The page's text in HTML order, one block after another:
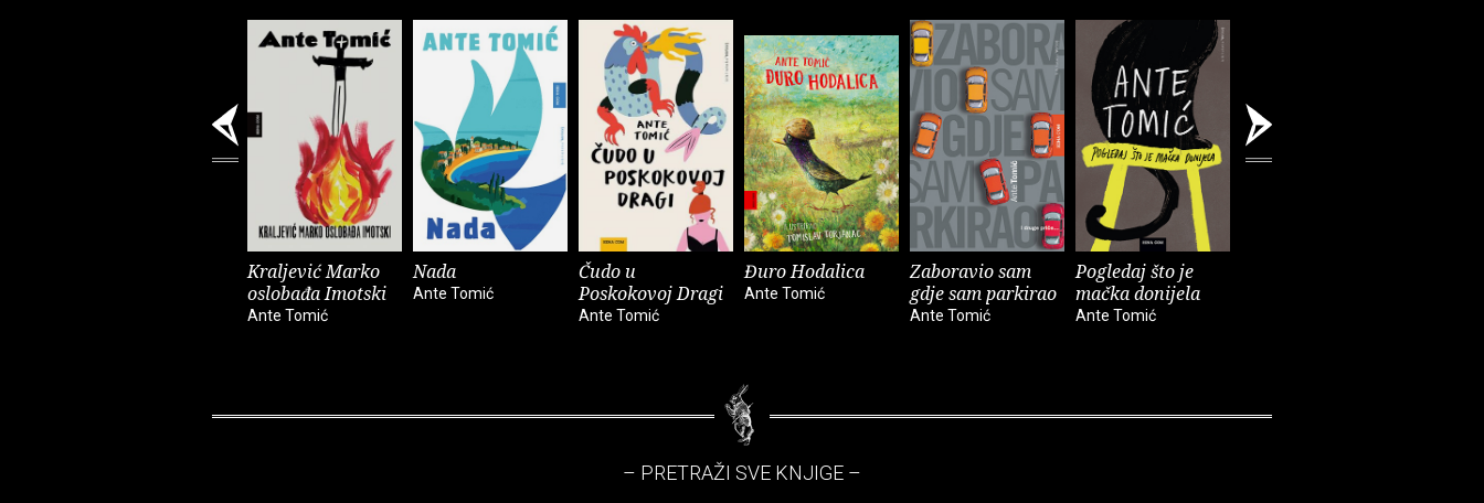
Kraljević Marko
oslobađa Imotski
Ante Tomić
Nada
Ante Tomić
Čudo u
Poskokovoj Dragi
Ante Tomić
Đuro Hodalica
Ante Tomić
Zaboravio sam
gdje sam parkirao
Ante Tomić
Pogledaj što je
mačka donijela
Ante Tomić
– PRETRAŽI SVE KNJIGE –